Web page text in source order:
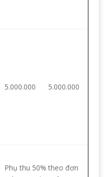
5.000.000 5.000.000
Phụ thu 50% theo đơn